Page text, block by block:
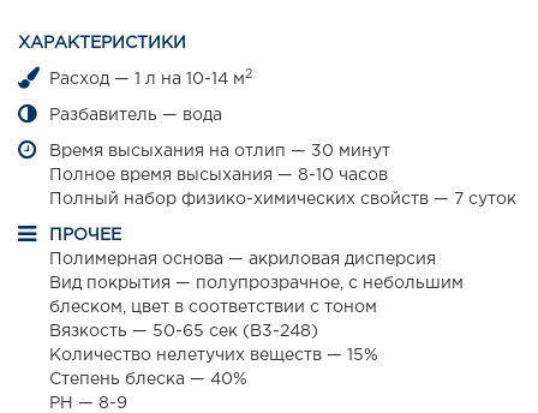
ХАРАКТЕРИСТИКИ
Расход — 1 л на 10-14 м 2
Разбавитель — вода
Время высыхания на отлип — 30 минут
Полное время высыхания — 8-10 часов
Полный набор физико-химических свойств — 7 суток
ПРОЧЕЕ
Полимерная основа — акриловая дисперсия
Вид покрытия — полупрозрачное, с небольшим
блеском, цвет в соответствии с тоном
Вязкость — 50-65 сек (B3-248)
Количество нелетучих веществ — 15%
Степень блеска — 40%
РН — 8-9